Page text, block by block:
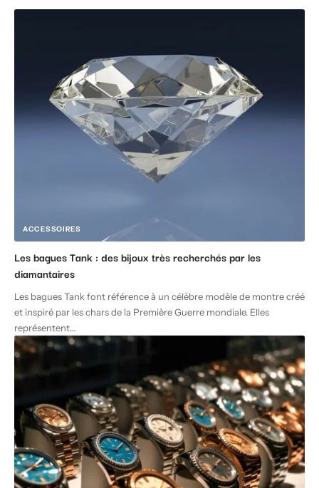
ACCESSOIRES
Les bagues Tank : des bijoux très recherchés par les
diamantaires
Les bagues Tank font référence à un célèbre modèle de montre créé
et inspiré par les chars de la Première Guerre mondiale. Elles
représentent…